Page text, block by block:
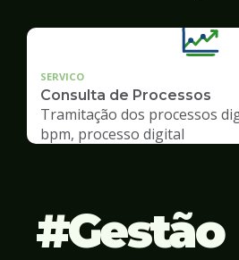
SERVICO
Consulta de Processos
Tramitação dos processos
bpm, processo digital
Gestão